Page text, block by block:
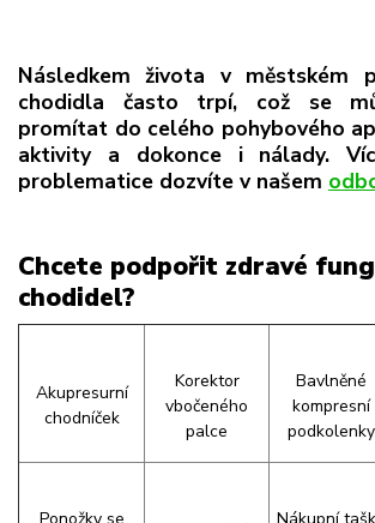
Následkem života v městském
chodidla často trpí, což se
promítat do celého pohybového
aktivity a dokonce i nálady.
problematice dozvíte v našem
Chcete podpořit zdravé
chodidel?
Akupresurní
chodníček
Korektor
vbočeného
palce
Bavlněné
kompresní
podkolenky